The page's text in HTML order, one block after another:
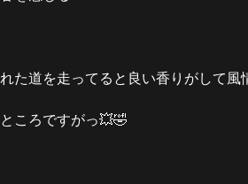
た道を走ってると良い香りがして
ころですがっ💥🤣